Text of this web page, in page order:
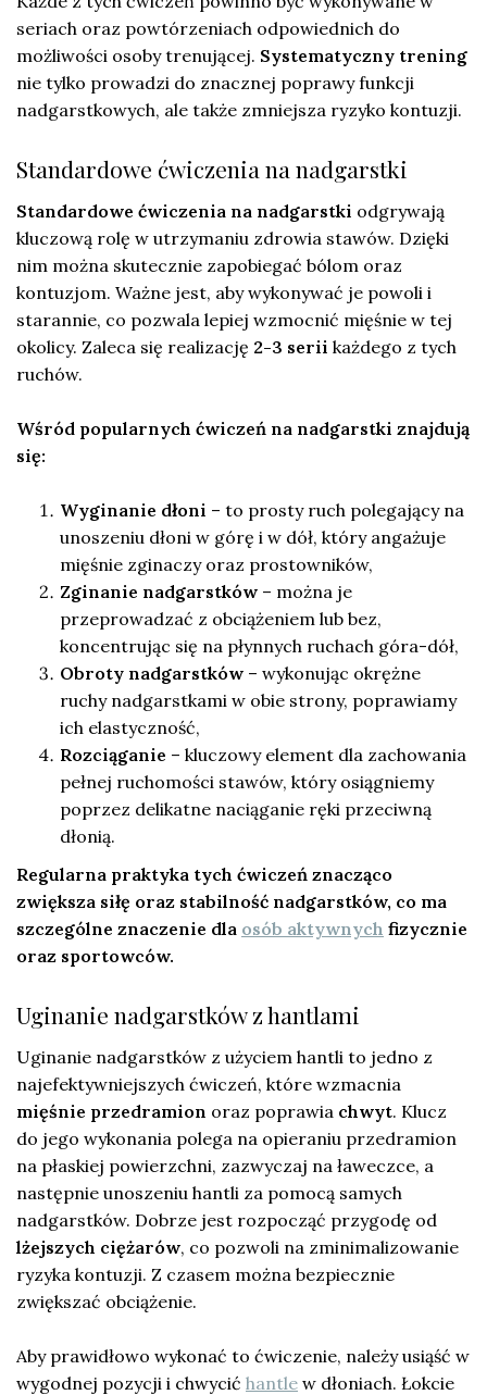
seriach oraz powtórzeniach odpowiednich do
możliwości osoby trenującej. Systematyczny trening
nie tylko prowadzi do znacznej poprawy funkcji
nadgarstkowych, ale także zmniejsza ryzyko kontuzji.
Standardowe ćwiczenia na nadgarstki
Standardowe ćwiczenia na nadgarstki odgrywają
kluczową rolę w utrzymaniu zdrowia stawów. Dzięki
nim można skutecznie zapobiegać bólom oraz
kontuzjom. Ważne jest, aby wykonywać je powoli i
starannie, co pozwala lepiej wzmocnić mięśnie w tej
okolicy. Zaleca się realizację 2-3 serii każdego z tych
ruchów.
Wśród popularnych ćwiczeń na nadgarstki znajdują
się:
Wyginanie dłoni – to prosty ruch polegający na
unoszeniu dłoni w górę i w dół, który angażuje
mięśnie zginaczy oraz prostowników,
Zginanie nadgarstków – można je
przeprowadzać z obciążeniem lub bez,
koncentrując się na płynnych ruchach góra-dół,
Obroty nadgarstków – wykonując okrężne
ruchy nadgarstkami w obie strony, poprawiamy
ich elastyczność,
Rozciąganie – kluczowy element dla zachowania
pełnej ruchomości stawów, który osiągniemy
poprzez delikatne naciąganie ręki przeciwną
dłonią.
Regularna praktyka tych ćwiczeń znacząco
zwiększa siłę oraz stabilność nadgarstków, co ma
szczególne znaczenie dla osób aktywnych fizycznie
oraz sportowców.
Uginanie nadgarstków z hantlami
Uginanie nadgarstków z użyciem hantli to jedno z
najefektywniejszych ćwiczeń, które wzmacnia
mięśnie przedramion oraz poprawia chwyt. Klucz
do jego wykonania polega na opieraniu przedramion
na płaskiej powierzchni, zazwyczaj na ławeczce, a
następnie unoszeniu hantli za pomocą samych
nadgarstków. Dobrze jest rozpocząć przygodę od
lżejszych ciężarów, co pozwoli na zminimalizowanie
ryzyka kontuzji. Z czasem można bezpiecznie
zwiększać obciążenie.
Aby prawidłowo wykonać to ćwiczenie, należy usiąść w
wygodnej pozycji i chwycić hantle w dłoniach. Łokcie